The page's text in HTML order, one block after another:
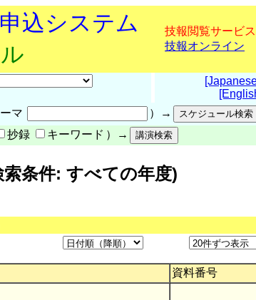
込システム
技報閲覧サービス
技報オンライン
マ
）→
抄録 キーワード ）→
条件: すべての年度)
資料番号